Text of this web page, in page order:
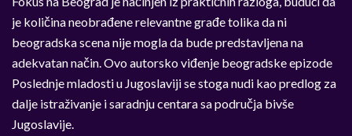
je količina neobrađene relevantne građe tolika da ni
beogradska scena nije mogla da bude predstavljena na
adekvatan način. Ovo autorsko viđenje beogradske epizode
Poslednje mladosti u Jugoslaviji se stoga nudi kao predlog za
dalje istraživanje i saradnju centara sa područja bivše
Jugoslavije.